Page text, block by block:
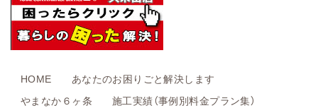
HOME
あなたのお困りごと解決します
やまなか６ヶ条
施工実績（事例別料金プラン集）